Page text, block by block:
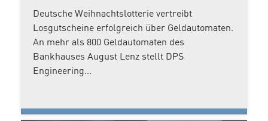
Deutsche Weihnachtslotterie vertreibt
Losgutscheine erfolgreich über Geldautomaten.
An mehr als 800 Geldautomaten des
Bankhauses August Lenz stellt DPS
Engineering...